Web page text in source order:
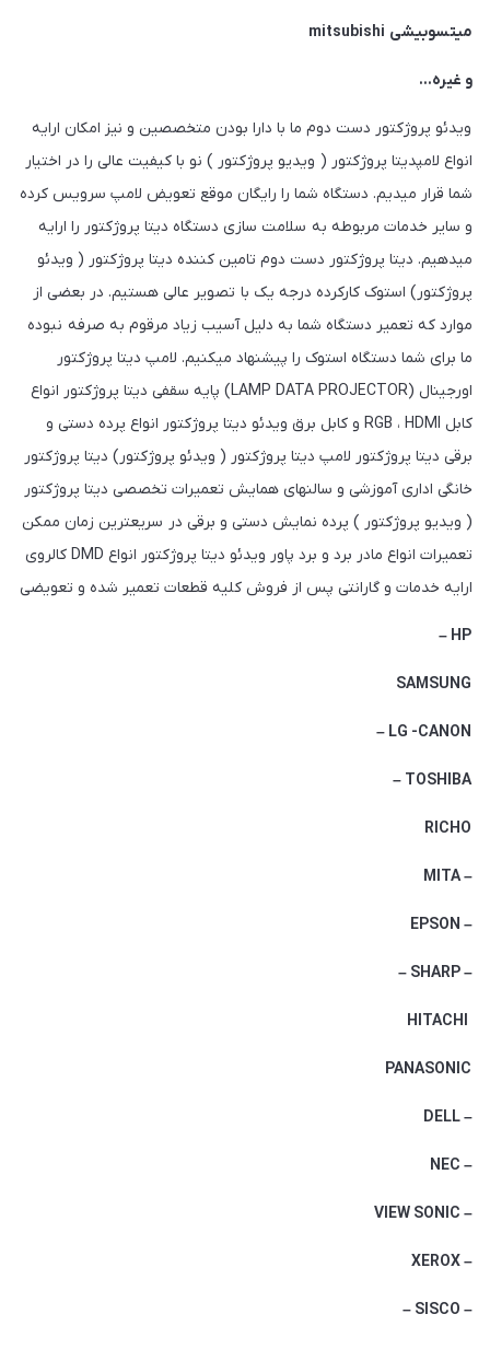
میتسوبیشی mitsubishi
و غیره…
ویدئو پروژکتور دست دوم ما با دارا بودن متخصصین و نیز امکان ارایه
انواع لامپدیتا پروژکتور ( ویدیو پروژکتور ) نو با کیفیت عالی را در اختیار
شما قرار میدیم. دستگاه شما را رایگان موقع تعویض لامپ سرویس کرده
و سایر خدمات مربوطه به سلامت سازی دستگاه دیتا پروژکتور را ارایه
میدهیم. دیتا پروژکتور دست دوم تامین کننده دیتا پروژکتور ( ویدئو
پروژکتور) استوک کارکرده درجه یک با تصویر عالی هستیم. در بعضی از
موارد که تعمیر دستگاه شما به دلیل آسیب زیاد مرقوم به صرفه نبوده
ما برای شما دستگاه استوک را پیشنهاد میکنیم. لامپ دیتا پروژکتور
اورجینال (LAMP DATA PROJECTOR) پایه سقفی دیتا پروژکتور انواع
کابل RGB ، HDMI و کابل برق ویدئو دیتا پروژکتور انواع پرده دستی و
برقی دیتا پروژکتور لامپ دیتا پروژکتور ( ویدئو پروژکتور) دیتا پروژکتور
خانگی اداری آموزشی و سالنهای همایش تعمیرات تخصصی دیتا پروژکتور
( ویدیو پروژکتور ) پرده نمایش دستی و برقی در سریعترین زمان ممکن
تعمیرات انواع مادر برد و برد پاور ویدئو دیتا پروژکتور انواع DMD کالروی
ارایه خدمات و گارانتی پس از فروش کلیه قطعات تعمیر شده و تعویضی
HP –
TOSHIBA –
– MITA
– EPSON
– SHARP –
– DELL
– NEC
– VIEW SONIC
– XEROX
– SISCO –